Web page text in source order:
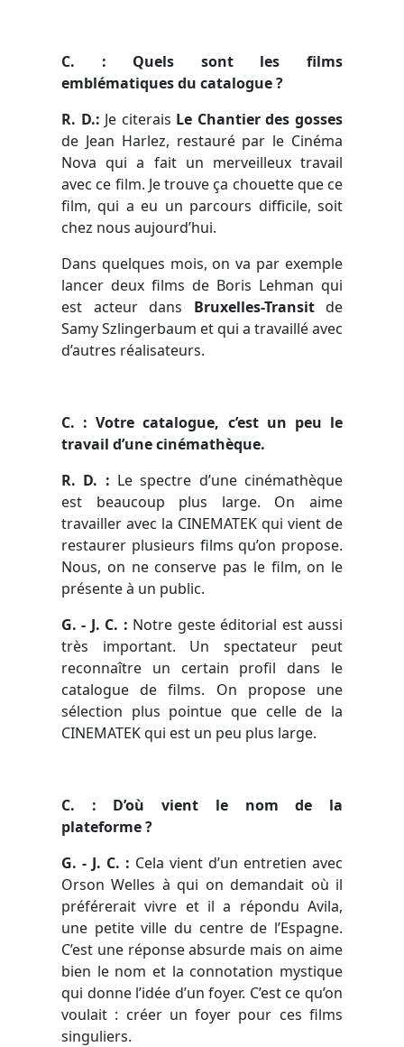
C. : Quels sont les films
emblématiques du catalogue ?
R. D.: Je citerais Le Chantier des gosses
de Jean Harlez, restauré par le Cinéma
Nova qui a fait un merveilleux travail
avec ce film. Je trouve ça chouette que ce
film, qui a eu un parcours difficile, soit
chez nous aujourd’hui.
Dans quelques mois, on va par exemple
lancer deux films de Boris Lehman qui
est acteur dans Bruxelles-Transitde
Samy Szlingerbaum et qui a travaillé avec
d’autres réalisateurs.
C. : Votre catalogue, c’est un peu le
travail d’une cinémathèque.
R. D. : Le spectre d’une cinémathèque
est beaucoup plus large. On aime
travailler avec la CINEMATEK qui vient de
restaurer plusieurs films qu’on propose.
Nous, on ne conserve pas le film, on le
présente à un public.
G. - J. C. : Notre geste éditorial est aussi
très important. Un spectateur peut
reconnaître un certain profil dans le
catalogue de films. On propose une
sélection plus pointue que celle de la
CINEMATEK qui est un peu plus large.
C. : D’où vient le nom de la
plateforme ?
G. - J. C. : Cela vient d’un entretien avec
Orson Welles à qui on demandait où il
préférerait vivre et il a répondu Avila,
une petite ville du centre de l’Espagne.
C’est une réponse absurde mais on aime
bien le nom et la connotation mystique
qui donne l’idée d’un foyer. C’est ce qu’on
voulait : créer un foyer pour ces films
singuliers.